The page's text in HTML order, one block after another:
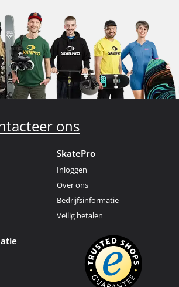
ons
SkatePro
Inloggen
Over ons
Bedrijfsinformatie
Veilig betalen